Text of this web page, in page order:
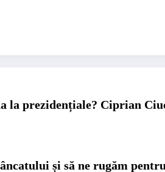
la prezidențiale? Ciprian
și să ne rugăm